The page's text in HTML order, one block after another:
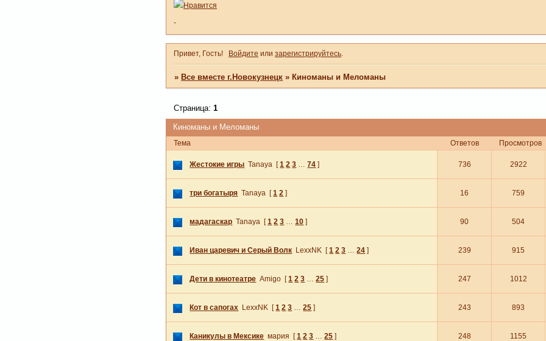
Нравится
-
Привет, Гость! Войдите или зарегистрируйтесь.
»Все вместе г.Новокузнецк »Киноманы и Меломаны
Киноманы и Меломаны
Страница:1
Тема Ответов Просмотров
Жестокие игры Tanaya [ 1 2 3 … 74 ] 736 2922
три богатыря Tanaya [ 1 2 ] 16 759
мадагаскар Tanaya [ 1 2 3 … 10 ] 90 504
Иван царевич и Серый Волк LexxNK [ 1 2 3 … 24 ] 239 915
Дети в кинотеатре Amigo [ 1 2 3 … 25 ] 247 1012
Кот в сапогах LexxNK [ 1 2 3 … 25 ] 243 893
Каникулы в Мексике мария [ 1 2 3 … 25 ] 248 1155